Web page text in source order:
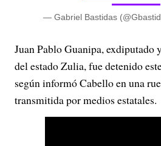
— Gabriel Bastidas
Juan Pablo Guanipa, exdiputado
del estado Zulia, fue detenido
según informó Cabello en una
transmitida por medios estatales.